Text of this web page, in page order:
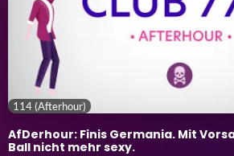
114 (Afterhour)
AfDerhour: Finis Germania. Mit
Ball nicht mehr sexy.